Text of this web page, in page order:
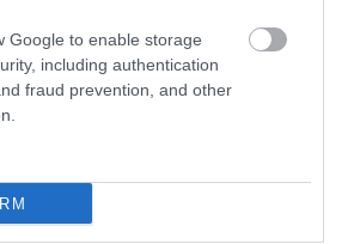
Google to enable storage
including authentication
fraud prevention, and other